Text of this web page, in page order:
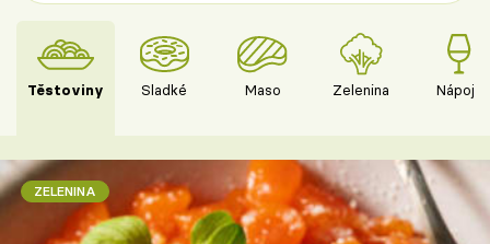
Těstoviny Sladké Maso Zelenina Nápoje
ZELENINA